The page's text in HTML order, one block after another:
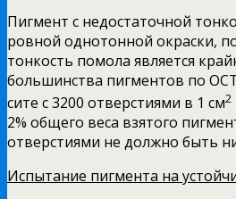
Пигмент с недостаточной
ровной однотонной окраски,
тонкость помо­ла является
большинства пигментов по
сите с 3200 отверстиями в 1 см2
2% общего веса взятого
отверстиями не должно быть
Испытание пигмента на